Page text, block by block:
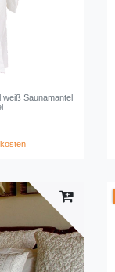
weiß Saunamantel